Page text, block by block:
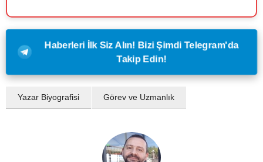
Haberleri İlk Siz Alın! Bizi Şimdi Telegram'da
Takip Edin!
Yazar Biyografisi Görev ve Uzmanlık